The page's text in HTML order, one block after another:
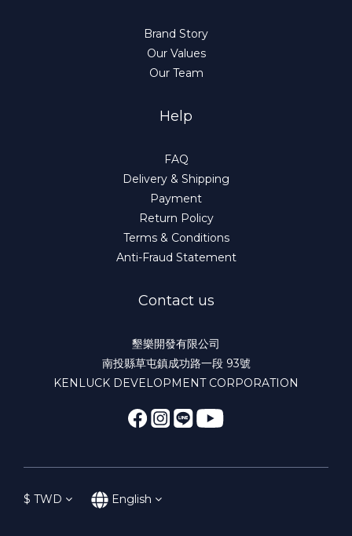
Brand Story
Our Values
Our Team
Help
FAQ
Delivery & Shipping
Payment
Return Policy
Terms & Conditions
Anti-Fraud Statement
Contact us
墾樂開發有限公司
南投縣草屯鎮成功路一段 93號
KENLUCK DEVELOPMENT CORPORATION
$ TWD English